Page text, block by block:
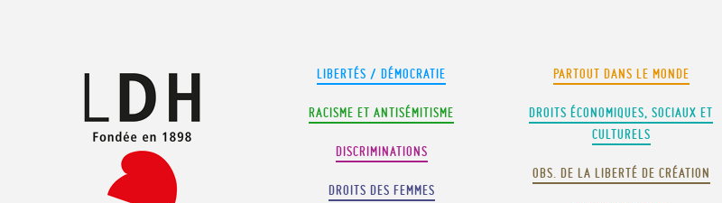
LIBERTÉS / DÉMOCRATIE
RACISME ET ANTISÉMITISME
DISCRIMINATIONS
DROITS DES FEMMES
PARTOUT DANS LE MONDE
DROITS ÉCONOMIQUES, SOCIAUX ET
CULTURELS
OBS. DE LA LIBERTÉ DE CRÉATION